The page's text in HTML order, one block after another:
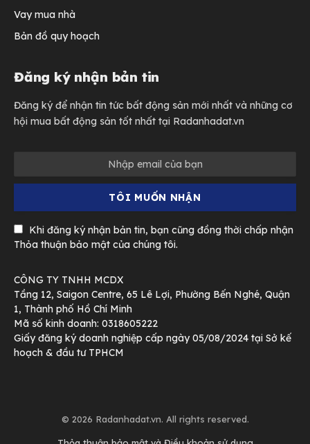
Vay mua nhà
Bản đồ quy hoạch
Đăng ký nhận bản tin
Đăng ký để nhận tin tức bất động sản mới nhất và những cơ
hội mua bất động sản tốt nhất tại Radanhadat.vn
Khi đăng ký nhận bản tin, bạn cũng đồng thời chấp nhận
Thỏa thuận bảo mật của chúng tôi.
CÔNG TY TNHH MCDX
Tầng 12, Saigon Centre, 65 Lê Lợi, Phường Bến Nghé, Quận
1, Thành phố Hồ Chí Minh
Mã số kinh doanh: 0318605222
Giấy đăng ký doanh nghiệp cấp ngày 05/08/2024 tại Sở kế
hoạch & đầu tư TPHCM
© 2026 Radanhadat.vn. All rights reserved.